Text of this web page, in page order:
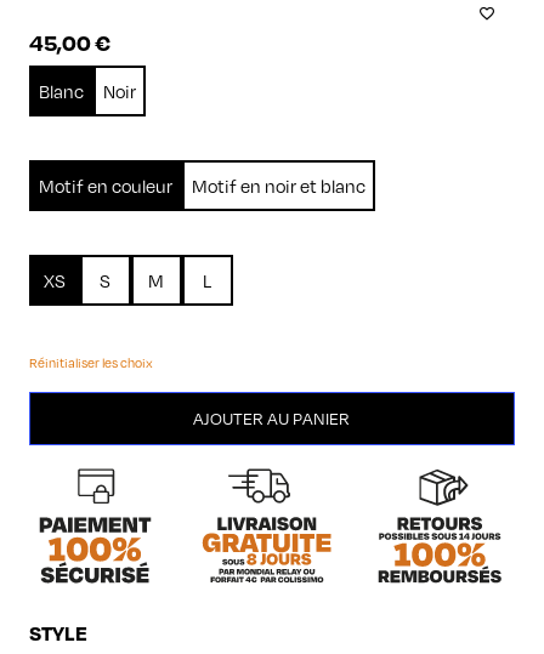
45,00€
Blanc Noir
Motif en couleur Motif en noir et blanc
XS S M L
Réinitialiser les choix
AJOUTER AU PANIER
STYLE